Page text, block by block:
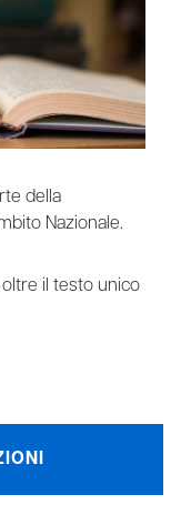
della
Nazionale.
il testo unico